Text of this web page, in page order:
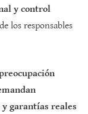
y control
los responsables
garantías reales